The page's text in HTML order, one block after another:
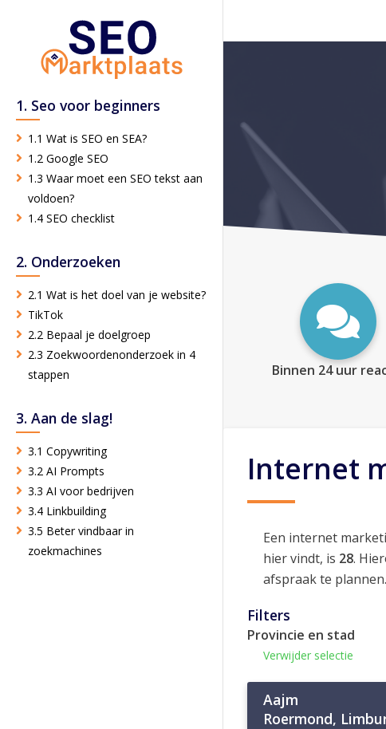
1. Seo voor beginners
1.1 Wat is SEO en SEA?
1.2 Google SEO
1.3 Waar moet een SEO tekst aan
voldoen?
1.4 SEO checklist
2. Onderzoeken
2.1 Wat is het doel van je website?
TikTok
2.2 Bepaal je doelgroep
2.3 Zoekwoordenonderzoek in 4
stappen
3. Aan de slag!
3.1 Copywriting
3.2 AI Prompts
3.3 AI voor bedrijven
3.4 Linkbuilding
3.5 Beter vindbaar in
zoekmachines
Binnen 24 uur
Internet
Een internet
hier vindt, is 28.
afspraak te plannen.
Filters
Provincie en stad
Verwijder selectie
Aajm
Roermond,